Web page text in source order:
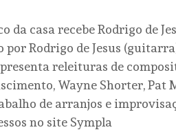
da casa recebe Rodrigo de
por Rodrigo de Jesus
releituras de
Wayne Shorter, Pat
de arranjos e
no site Sympla